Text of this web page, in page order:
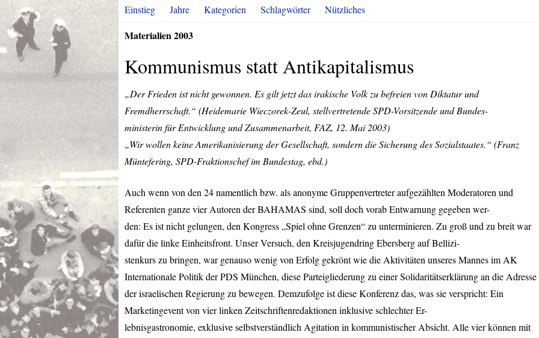
Einstieg Jahre Kategorien Schlagwörter Nützliches
Materialien 2003
Kommunismus statt Antikapitalismus
„Der Frieden ist nicht gewonnen. Es gilt jetzt das irakische Volk zu befreien von Diktatur und
Fremdherrschaft.“ (Heidemarie Wieczorek-Zeul, stellvertretendeSPD-Vorsitzende und Bundes-
ministerin für Entwicklung und Zusammenarbeit, FAZ, 12. Mai 2003)
„Wir wollen keine Amerikanisierung der Gesellschaft, sondern die Sicherung des Sozialstaates.“ (Franz
Müntefering, SPD-Fraktionschef im Bundestag, ebd.)
Auch wenn von den 24 namentlich bzw. als anonyme Gruppenvertreter aufgezählten Moderatoren und
Referenten ganze vier Autoren derBAHAMAS sind, soll doch vorab Entwarnung gegeben wer-
den: Es ist nicht gelungen, den Kongress „Spiel ohne Grenzen“ zu unterminieren. Zu groß und zu breit war
dafür die linke Einheitsfront. Unser Versuch, den Kreisjugendring Ebersberg auf Bellizi-
stenkurs zu bringen, war genauso wenig von Erfolg gekrönt wie die Aktivitäten unseres Mannes im AK
Internationale Politik derPDS München, diese Parteigliederung zu einer Solidaritätserklärung an die Adresse
der israelischen Regierung zu bewegen. Demzufolge ist diese Konferenz das, was sie verspricht: Ein
Marketingevent von vier linken Zeitschriftenredaktionen inklusive schlechter Er-
lebnisgastronomie, exklusive selbstverständlich Agitation in kommunistischer Absicht. Alle vier können mit